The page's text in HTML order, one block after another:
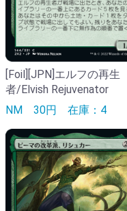
[Foil][JPN]エルフの再生
者/Elvish Rejuvenator
NM 30円 在庫：4